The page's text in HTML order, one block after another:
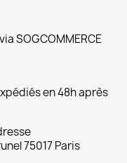
SOGCOMMERCE
en 48h après
75017 Paris